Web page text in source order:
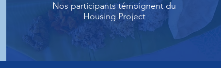
Nos participants témoignent du
Housing Project